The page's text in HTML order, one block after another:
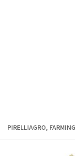
PIRELLIAGRO,